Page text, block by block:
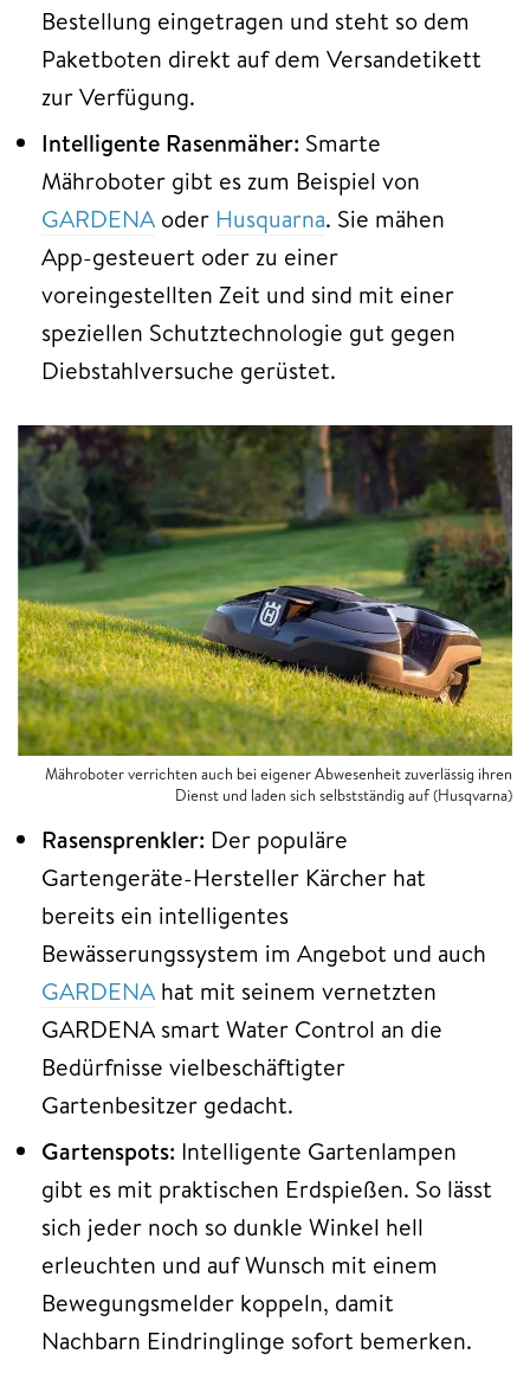
Bestellung eingetragen und steht so dem
Paketboten direkt auf dem Versandetikett
zur Verfügung.
Intelligente Rasenmäher: Smarte
Mähroboter gibt es zum Beispiel von
GARDENA oder Husquarna. Sie mähen
App-gesteuert oder zu einer
voreingestellten Zeit und sind mit einer
speziellen Schutztechnologie gut gegen
Diebstahlversuche gerüstet.
Mähroboter verrichten auch bei eigener Abwesenheit zuverlässig ihren
Dienst und laden sich selbstständig auf (Husqvarna)
Rasensprenkler: Der populäre
Gartengeräte-Hersteller Kärcher hat
bereits ein intelligentes
Bewässerungssystem im Angebot und auch
GARDENA hat mit seinem vernetzten
GARDENA smart Water Control an die
Bedürfnisse vielbeschäftigter
Gartenbesitzer gedacht.
Gartenspots: Intelligente Gartenlampen
gibt es mit praktischen Erdspießen. So lässt
sich jeder noch so dunkle Winkel hell
erleuchten und auf Wunsch mit einem
Bewegungsmelder koppeln, damit
Nachbarn Eindringlinge sofort bemerken.